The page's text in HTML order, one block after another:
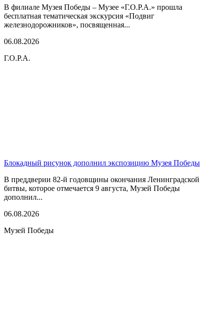
В филиале Музея Победы – Музее «Г.О.Р.А.» прошла
бесплатная тематическая экскурсия «Подвиг
железнодорожников», посвященная...
06.08.2026
Г.О.Р.А.
Блокадный рисунок дополнил экспозицию Музея Победы
В преддверии 82-й годовщины окончания Ленинградской
битвы, которое отмечается 9 августа, Музей Победы
дополнил...
06.08.2026
Музей Победы